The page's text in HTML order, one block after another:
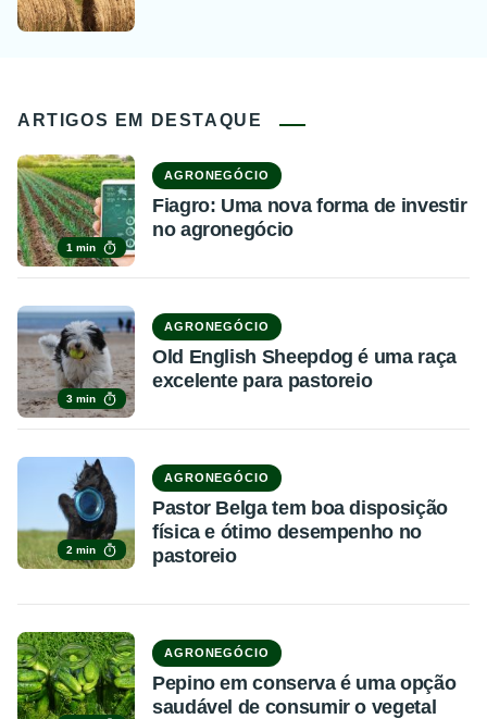
ARTIGOS EM DESTAQUE
1 min
AGRONEGÓCIO
Fiagro: Uma nova forma de investir
no agronegócio
3 min
AGRONEGÓCIO
Old English Sheepdog é uma raça
excelente para pastoreio
2 min
AGRONEGÓCIO
Pastor Belga tem boa disposição
física e ótimo desempenho no
pastoreio
AGRONEGÓCIO
Pepino em conserva é uma opção
saudável de consumir o vegetal